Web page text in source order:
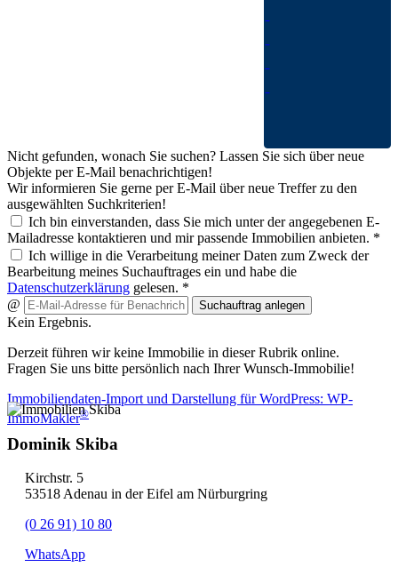
Nicht gefunden, wonach Sie suchen? Lassen Sie sich über neue
Objekte per E-Mail benachrichtigen!
Wir informieren Sie gerne per E-Mail über neue Treffer zu den
ausgewählten Suchkriterien!
Ich bin einverstanden, dass Sie mich unter der angegebenen E-
Mailadresse kontaktieren und mir passende Immobilien anbieten. *
Ich willige in die Verarbeitung meiner Daten zum Zweck der
Bearbeitung meines Suchauftrages ein und habe die
Datenschutzerklärung gelesen. *
@
Suchauftrag anlegen
Kein Ergebnis.
Derzeit führen wir keine Immobilie in dieser Rubrik online.
Fragen Sie uns bitte persönlich nach Ihrer Wunsch-Immobilie!
Immobiliendaten-Import und Darstellung für WordPress: WP-
ImmoMakler®
Dominik Skiba
Kirchstr. 5
53518 Adenau in der Eifel am Nürburgring
(0 26 91) 10 80
WhatsApp